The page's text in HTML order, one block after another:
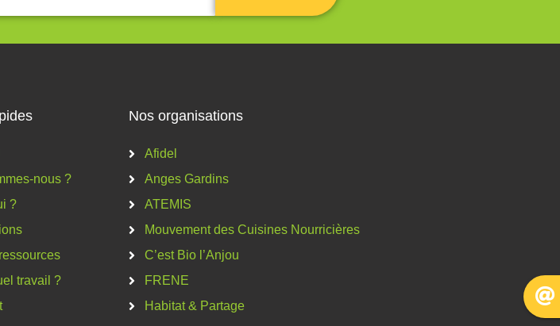
nous ?
?
travail ?
Nos organisations
Afidel
Anges Gardins
ATEMIS
Mouvement des Cuisines Nourricières
C’est Bio l’Anjou
FRENE
Habitat & Partage